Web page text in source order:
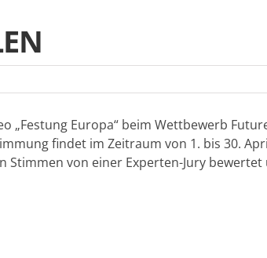
„Festung Europa“ beim Wettbewerb
findet im Zeitraum von 1. bis 30.
von einer Experten-Jury bewertet